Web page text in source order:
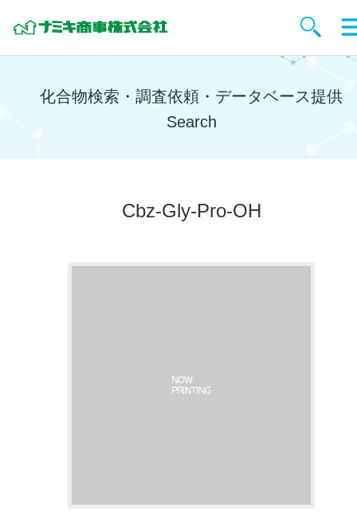
化合物検索・調査依頼・データベース提供
Search
Cbz-Gly-Pro-OH